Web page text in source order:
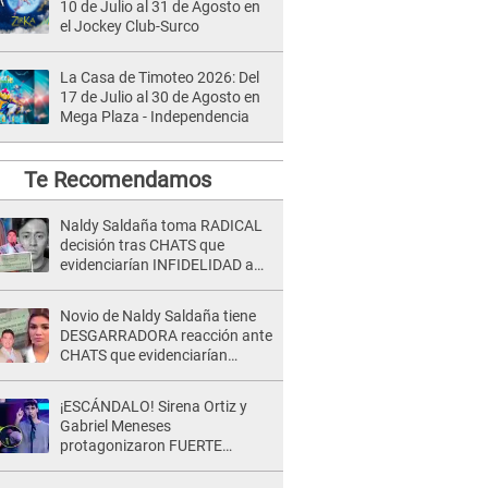
10 de Julio al 31 de Agosto en
el Jockey Club-Surco
La Casa de Timoteo 2026: Del
17 de Julio al 30 de Agosto en
Mega Plaza - Independencia
Te Recomendamos
Naldy Saldaña toma RADICAL
decisión tras CHATS que
evidenciarían INFIDELIDAD a
Novio de Naldy Saldaña tiene
DESGARRADORA reacción ante
CHATS que evidenciarían
'La Bella Luz': "Se puso..."
¡ESCÁNDALO! Sirena Ortiz y
Gabriel Meneses
protagonizaron FUERTE